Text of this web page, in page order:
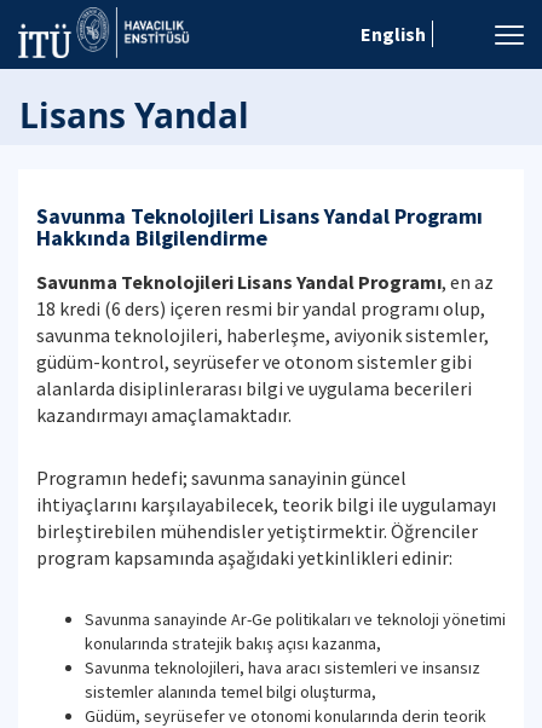
English
Lisans Yandal
Savunma Teknolojileri Lisans Yandal Programı
Hakkında Bilgilendirme
Savunma Teknolojileri Lisans Yandal Programı, en az
18 kredi (6 ders) içeren resmi bir yandal programı olup,
savunma teknolojileri, haberleşme, aviyonik sistemler,
güdüm-kontrol, seyrüsefer ve otonom sistemler gibi
alanlarda disiplinlerarası bilgi ve uygulama becerileri
kazandırmayı amaçlamaktadır.
Programın hedefi; savunma sanayinin güncel
ihtiyaçlarını karşılayabilecek, teorik bilgi ile uygulamayı
birleştirebilen mühendisler yetiştirmektir. Öğrenciler
program kapsamında aşağıdaki yetkinlikleri edinir:
Savunma sanayinde Ar-Ge politikaları ve teknoloji yönetimi
konularında stratejik bakış açısı kazanma,
Savunma teknolojileri, hava aracı sistemleri ve insansız
sistemler alanında temel bilgi oluşturma,
Güdüm, seyrüsefer ve otonomi konularında derin teorik